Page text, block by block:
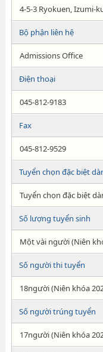
4-5-3 Ryokuen, Izumi-
Bộ phận liên hệ
Admissions Office
Điện thoại
045-812-9183
Fax
045-812-9529
Tuyển chọn đặc biệt
Tuyển chọn đặc biệt
Số lượng tuyển sinh
Một vài người (Niên
Số người thi tuyển
18người (Niên khóa
Số người trúng tuyển
17người (Niên khóa